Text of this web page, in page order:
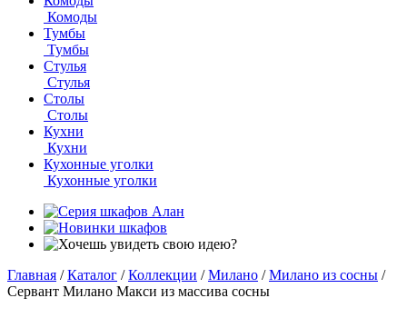
Комоды
Тумбы
Тумбы
Стулья
Стулья
Столы
Столы
Кухни
Кухни
Кухонные уголки
Кухонные уголки
Главная / Каталог / Коллекции / Милано / Милано из сосны /
Сервант Милано Макси из массива сосны